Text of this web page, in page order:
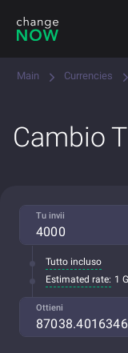
Main Currencies
Cambio
Tu invii
Tutto incluso
Estimated rate: 1
Ottieni